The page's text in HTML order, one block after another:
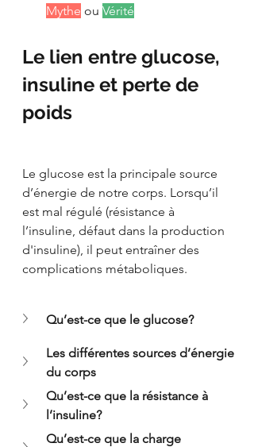
Mythe ou Vérité
Le lien entre glucose,
insuline et perte de
poids
Le glucose est la principale source
d’énergie de notre corps. Lorsqu’il
est mal régulé (résistance à
l’insuline, défaut dans la production
d'insuline), il peut entraîner des
complications métaboliques.
Qu’est-ce que le glucose?
Les différentes sources d’énergie
du corps
Qu’est-ce que la résistance à
l’insuline?
Qu’est-ce que la charge